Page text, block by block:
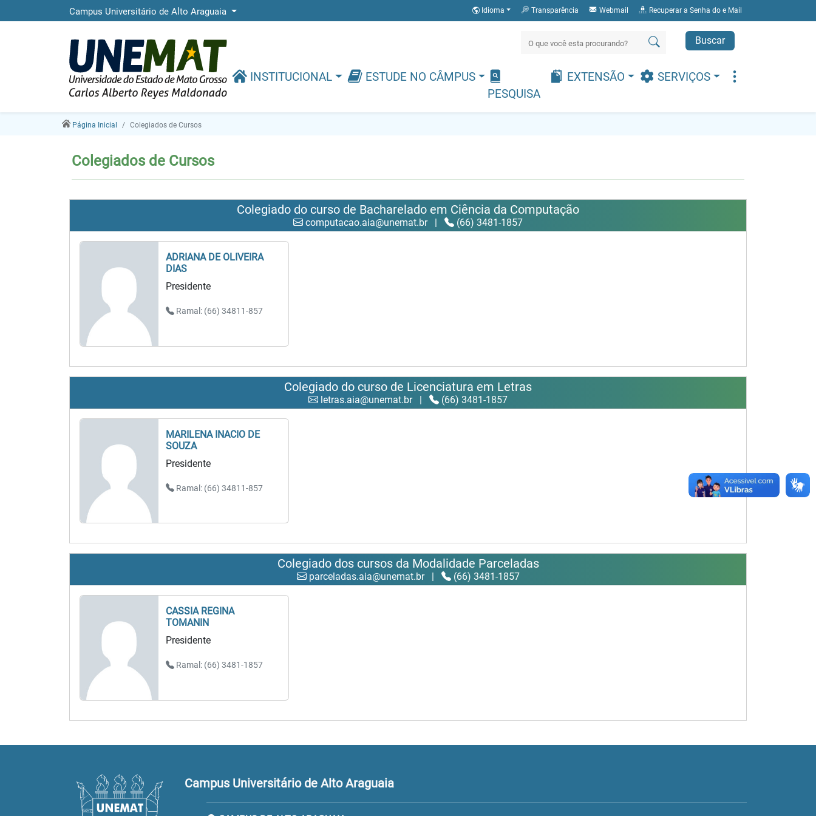
Campus Universitário de Alto Araguaia Idioma Transparência Webmail Recuperar a Senha do e Mail
Buscar
INSTITUCIONAL
ESTUDE NO CÂMPUS
PESQUISA
EXTENSÃO SERVIÇOS
Página Inicial Colegiados de Cursos
Colegiados de Cursos
Colegiado do curso de Bacharelado em Ciência da Computação
computacao.aia@unemat.br | (66) 3481-1857
ADRIANA DE OLIVEIRA
DIAS
Presidente
Ramal: (66) 34811-857
Colegiado do curso de Licenciatura em Letras
letras.aia@unemat.br | (66) 3481-1857
MARILENA INACIO DE
SOUZA
Presidente
Ramal: (66) 34811-857
Colegiado dos cursos da Modalidade Parceladas
parceladas.aia@unemat.br (66) 3481-1857
CASSIA REGINA
TOMANIN
Presidente
Ramal: (66) 3481-1857
Campus Universitário de Alto Araguaia